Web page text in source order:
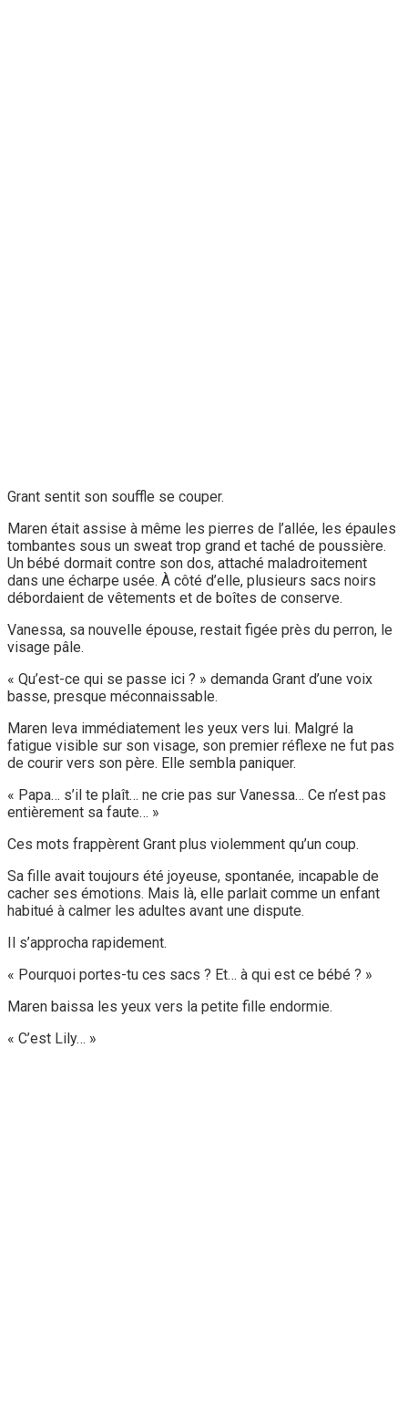
Grant sentit son souffle se couper.
Maren était assise à même les pierres de l’allée, les épaules
tombantes sous un sweat trop grand et taché de poussière.
Un bébé dormait contre son dos, attaché maladroitement
dans une écharpe usée. À côté d’elle, plusieurs sacs noirs
débordaient de vêtements et de boîtes de conserve.
Vanessa, sa nouvelle épouse, restait figée près du perron, le
visage pâle.
« Qu’est-ce qui se passe ici ? » demanda Grant d’une voix
basse, presque méconnaissable.
Maren leva immédiatement les yeux vers lui. Malgré la
fatigue visible sur son visage, son premier réflexe ne fut pas
de courir vers son père. Elle sembla paniquer.
« Papa… s’il te plaît… ne crie pas sur Vanessa… Ce n’est pas
entièrement sa faute… »
Ces mots frappèrent Grant plus violemment qu’un coup.
Sa fille avait toujours été joyeuse, spontanée, incapable de
cacher ses émotions. Mais là, elle parlait comme un enfant
habitué à calmer les adultes avant une dispute.
Il s’approcha rapidement.
« Pourquoi portes-tu ces sacs ? Et… à qui est ce bébé ? »
Maren baissa les yeux vers la petite fille endormie.
« C’est Lily… »